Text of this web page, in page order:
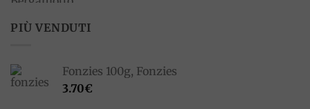
PIÙ VENDUTI
Fonzies 100g, Fonzies
3.70€